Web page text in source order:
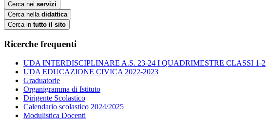
Cerca nei servizi
Cerca nella didattica
Cerca in tutto il sito
Ricerche frequenti
UDA INTERDISCIPLINARE A.S. 23-24 I QUADRIMESTRE CLASSI 1-2
UDA EDUCAZIONE CIVICA 2022-2023
Graduatorie
Organigramma di Istituto
Dirigente Scolastico
Calendario scolastico 2024/2025
Modulistica Docenti